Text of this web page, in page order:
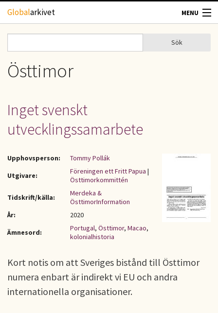
Hoppa till huvudinnehåll
Globalarkivet MENU
TIDSKRIFTER
GEOGRAFI
UPPHOVSRÄTT
Sökformulär
Sök
Östtimor
Inget svenskt
utvecklingssamarbete
Upphovsperson:
Tommy Pollák
Utgivare:
Föreningen ett Fritt Papua |
Östtimorkommittén
Tidskrift/källa:
Merdeka &
ÖsttimorInformation
År:
2020
Ämnesord:
Portugal, Östtimor, Macao,
kolonialhistoria
Kort notis om att Sveriges bistånd till Östtimor
numera enbart är indirekt vi EU och andra
internationella organisationer.